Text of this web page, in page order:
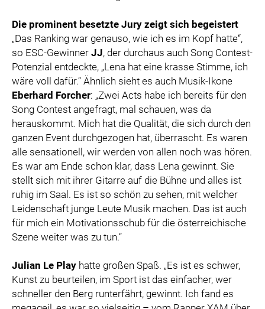
Die prominent besetzte Jury zeigt sich begeistert
„Das Ranking war genauso, wie ich es im Kopf hatte“,
so ESC-Gewinner JJ, der durchaus auch Song Contest-
Potenzial entdeckte, „Lena hat eine krasse Stimme, ich
wäre voll dafür.“ Ähnlich sieht es auch Musik-Ikone
Eberhard Forcher: „Zwei Acts habe ich bereits für den
Song Contest angefragt, mal schauen, was da
herauskommt. Mich hat die Qualität, die sich durch den
ganzen Event durchgezogen hat, überrascht. Es waren
alle sensationell, wir werden von allen noch was hören.
Es war am Ende schon klar, dass Lena gewinnt. Sie
stellt sich mit ihrer Gitarre auf die Bühne und alles ist
ruhig im Saal. Es ist so schön zu sehen, mit welcher
Leidenschaft junge Leute Musik machen. Das ist auch
für mich ein Motivationsschub für die österreichische
Szene weiter was zu tun.“
Julian Le Play hatte großen Spaß. „Es ist es schwer,
Kunst zu beurteilen, im Sport ist das einfacher, wer
schneller den Berg runterfährt, gewinnt. Ich fand es